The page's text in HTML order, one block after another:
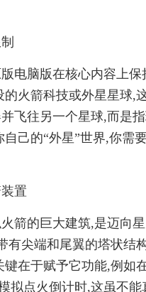
电脑版在核心内容上
火箭科技或外星星球,
飞往另一个星球,而是
己的“外星”世界,你需
置
箭的巨大建筑,是迈向
有尖端和尾翼的塔状结
在于赋予它功能,例如
拟点火倒计时,这虽不